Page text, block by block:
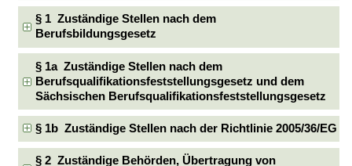
§ 1 Zuständige Stellen nach dem
Berufsbildungsgesetz
§ 1a Zuständige Stellen nach dem
Berufsqualifikationsfeststellungsgesetz und dem
Sächsischen Berufsqualifikationsfeststellungsgesetz
§ 1b Zuständige Stellen nach der Richtlinie 2005/36/EG
§ 2 Zuständige Behörden, Übertragung von